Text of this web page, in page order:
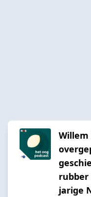
rubber
jarige